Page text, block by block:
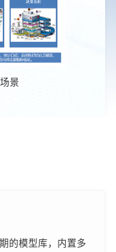
景
的模型库，内置多